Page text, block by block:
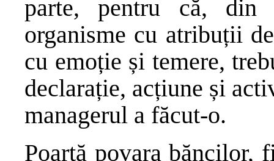
parte, pentru că, din
organisme cu atribuții
cu emoție și temere,
declarație, acțiune și
managerul a făcut-o.
Poartă povara băncilor,